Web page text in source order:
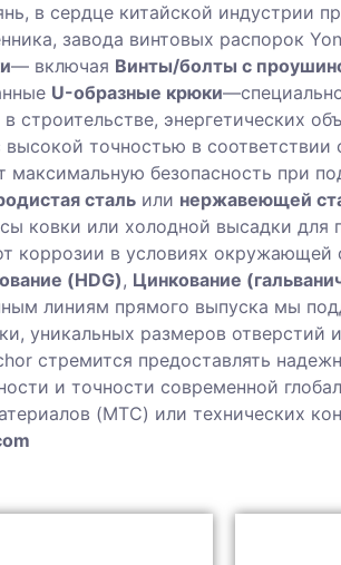
в сердце китайской индустрии
завода винтовых распорок
— включая Винты/болты с
U-образные крюки
энергетических
точностью в соответствии
максимальную безопасность при
стальили нержавеющей
ковки или холодной высадки для
коррозии в условиях окружающей
(HDG), Цинкование
линиям прямого выпуска мы
уникальных размеров отверстий
стремится предоставлять
и точности современной
(MTC) или технических